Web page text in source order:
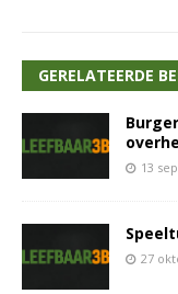
GERELATEERDE
13
27